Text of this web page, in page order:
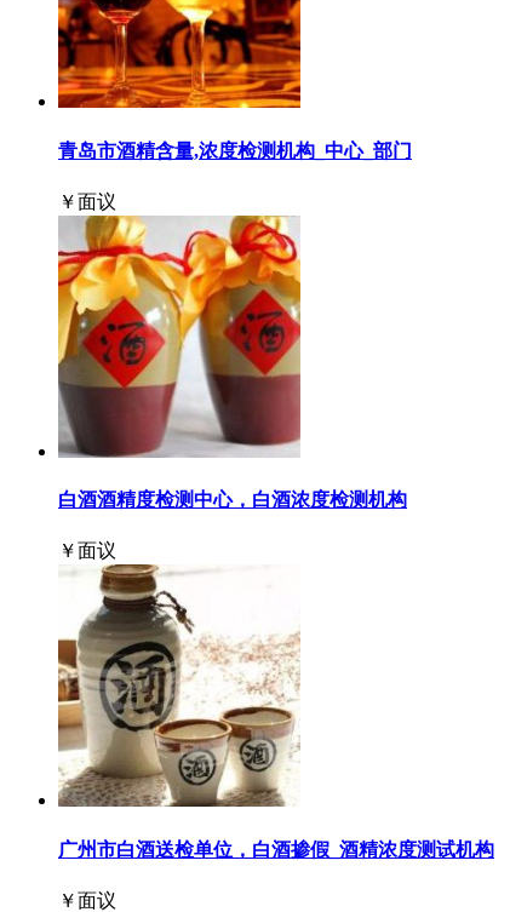
青岛市酒精含量,浓度检测机构_中心_部门
￥面议
白酒酒精度检测中心，白酒浓度检测机构
￥面议
广州市白酒送检单位，白酒掺假_酒精浓度测试机构
￥面议